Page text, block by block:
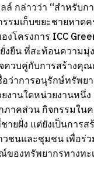
ล์ กล่าวว่า “สำหรับ
รมเก็บขยะชายหาด
โครงการ ICC
งยืน ที่สะท้อนความ
ควบคู่กับการสร้างคุ
อว่าการอนุรักษ์ทรัพย
งานใดหน่วยงานหนึ่ง
าคส่วน กิจกรรมในค
ยฝั่ง แต่ยังเป็นการส
วชนและชุมชน เพื่อร่
องทรัพยากรทางทะ